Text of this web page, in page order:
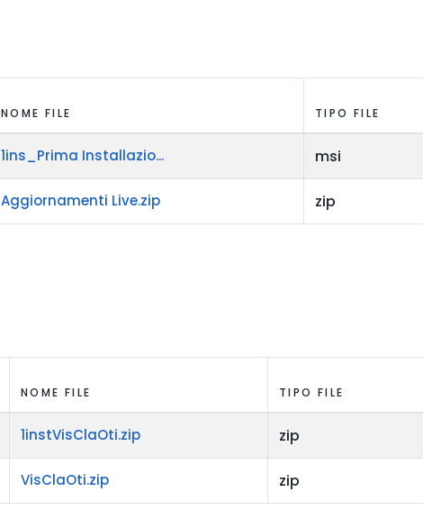
NOME FILE TIPO FILE
1ins_Prima Installazio... msi
Aggiornamenti Live.zip zip
NOME FILE TIPO FILE
1instVisClaOti.zip zip
VisClaOti.zip zip